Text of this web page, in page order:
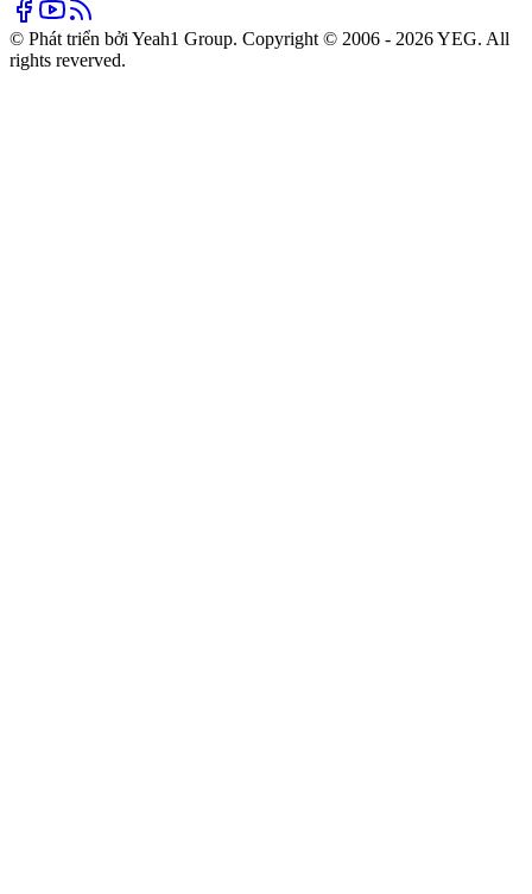
© Phát triển bởi Yeah1 Group. Copyright © 2006 - 2026 YEG. All
rights reverved.